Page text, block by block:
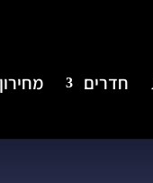
חדרים מחירון